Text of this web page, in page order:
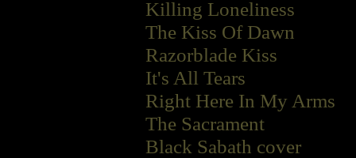
Killing Loneliness
The Kiss Of Dawn
Razorblade Kiss
It's All Tears
Right Here In My Arms
The Sacrament
Black Sabath cover